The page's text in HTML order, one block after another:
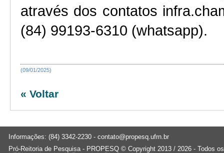
através dos contatos
(84) 99193-6310 (whatsapp).
(09/01/2025)
« Voltar
Informações: (84) 3342-2230 - contato@propesq.ufrn.br
Pró-Reitoria de Pesquisa - PROPESQ © Copyright 2013 / 2026 - Todos